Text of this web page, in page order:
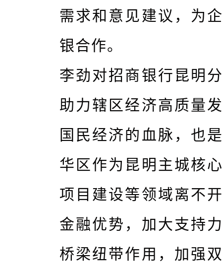
需求和意见建议，为
银合作。
李劲对招商银行昆明
助力辖区经济高质量
国民经济的血脉，也
华区作为昆明主城核
项目建设等领域离不
金融优势，加大支持
桥梁纽带作用，加强